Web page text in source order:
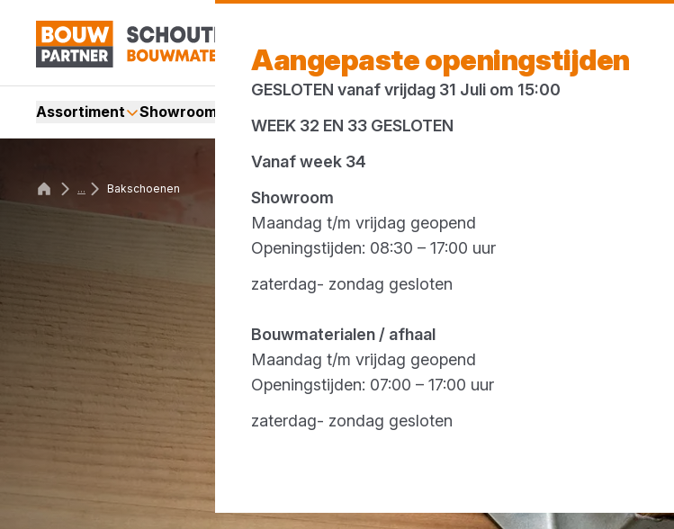
Assortiment Showroom
... Bakschoenen
Aangepaste openingstijden
GESLOTEN vanaf vrijdag 31 Juli om 15:00
WEEK 32 EN 33 GESLOTEN
Vanaf week 34
Showroom
Maandag t/m vrijdag geopend
Openingstijden: 08:30 – 17:00 uur
zaterdag- zondag gesloten
Bouwmaterialen / afhaal
Maandag t/m vrijdag geopend
Openingstijden: 07:00 – 17:00 uur
zaterdag- zondag gesloten